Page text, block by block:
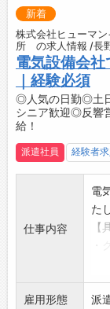
・
・
【
・
・
◆
夫
得
新着
株式会社ヒューマ
所 の求人情報 /長
電気設備会
｜経験必須
◎人気の日勤◎土
シニア歓迎◎反響
給！
派遣社員 経験者求
仕事内容
電
た
【
・
・
雇用形態 派